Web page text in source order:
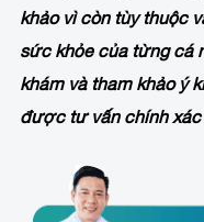
khảo vì còn tùy thuộc
sức khỏe của từng cá
khám và tham khảo ý
được tư vấn chính xác